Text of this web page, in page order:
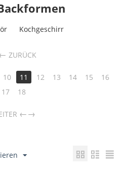
Kochgeschirr
ZURÜCK
10 11 12 13 14 15
16
17
18
→